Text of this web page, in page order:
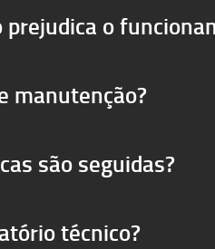
o
manutenção?
são seguidas?
técnico?